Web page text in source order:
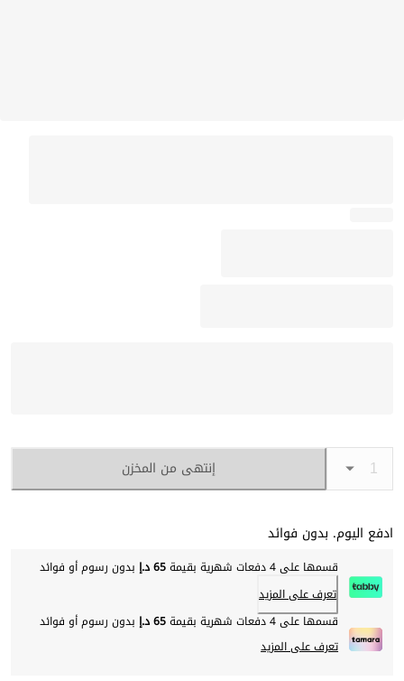
إنتهى من المخزن
ادفع اليوم. بدون فوائد
قسمها على 4 دفعات شهرية بقيمة 65 د.إ
بدون رسوم أو فوائد
تعرف على المزيد
قسمها على 4 دفعات شهرية بقيمة
65 د.إ
بدون رسوم أو فوائد
تعرف على المزيد